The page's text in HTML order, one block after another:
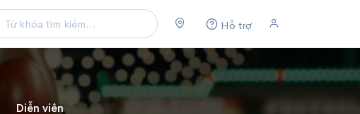
Hỗ trợ
Diễn viên